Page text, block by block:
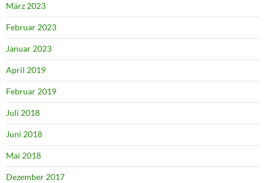
März 2023
Februar 2023
Januar 2023
April 2019
Februar 2019
Juli 2018
Juni 2018
Mai 2018
Dezember 2017